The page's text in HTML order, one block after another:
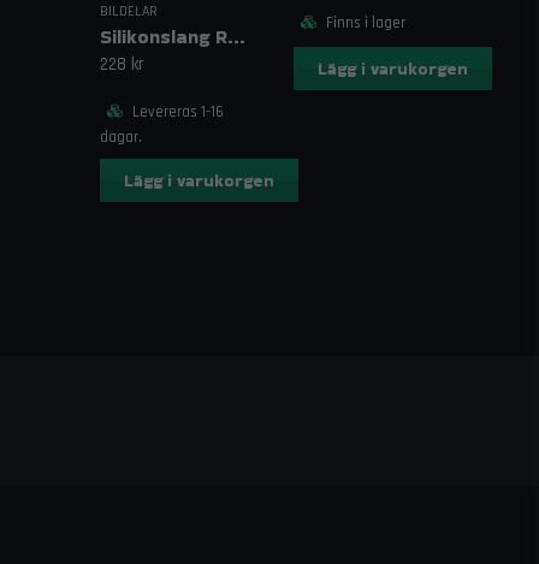
BILDELAR
Silikonslang Röd 2,5–2,75" (63–70mm)
228 kr
Levereras 1-16
dagar.
Lägg i varukorgen
Finns i lager
Lägg i varukorgen